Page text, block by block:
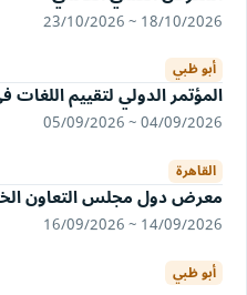
18/10/2026 ~ 23/10/2026
أبو ظبي
المؤتمر الدولي لتقييم
04/09/2026 ~ 05/09/2026
القاهرة
معرض دول مجلس التعاون
14/09/2026 ~ 16/09/2026
أبو ظبي